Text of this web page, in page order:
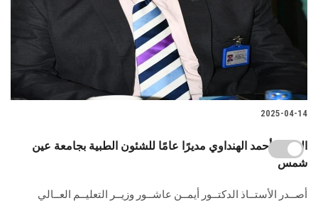
2025-04-14
الدكتور أحمد الهنداوي مديرًا عامًا للشئون الطبية بجامعة عين
شمس
أصــدر الأستــاذ الدكتــور أيمــن عاشــور وزيــر التعليــم العــالي